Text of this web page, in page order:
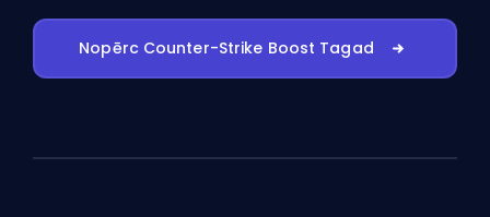
Nopērc Counter-Strike Boost Tagad